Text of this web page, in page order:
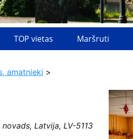
TOP vietas Maršruti
amatnieki >
Latvija, LV-5113